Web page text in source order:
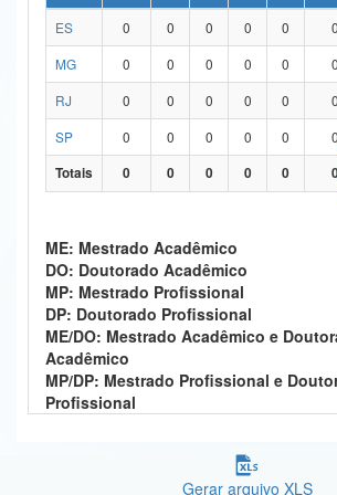
Ministério da Ciência, Tecnologia, Inovações e
Ministério do Meio Ambiente
Ministério do Turismo
Ministério do Desenvolvimento Regional
Ministério da Mulher, da Família e dos Direitos Humanos
Secretaria-Geral
Secretaria de Governo
Gabinete de Segurança Institucional
ES
0 0 0 0 0 0
MG
0 0 0 0 0 0
RJ
0 0 0 0 0 0
SP
0 0 0 0 0 0
Totais
0 0 0 0 0
ME: Mestrado Acadêmico
DO: Doutorado Acadêmico
MP: Mestrado Profissional
DP: Doutorado Profissional
ME/DO: Mestrado Acadêmico e
Acadêmico
MP/DP: Mestrado Profissional e
Profissional
Gerar arquivo XLS